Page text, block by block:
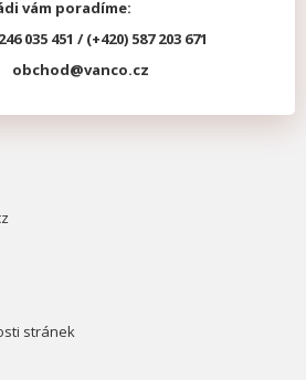
vám poradíme:
035 451 / (+420) 587 203 671
obchod@vanco.cz
stránek